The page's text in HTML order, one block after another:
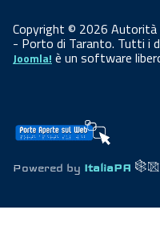
Copyright © 2026 Autorità
- Porto di Taranto. Tutti i
Joomla! è un software
Powered by ItaliaPA